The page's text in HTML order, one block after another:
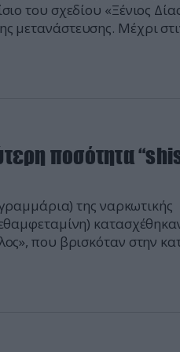
του σχεδίου «Ξένιος
μετανάστευσης. Μέχρι
ποσότητα
της ναρκωτικής
που βρισκόταν στην